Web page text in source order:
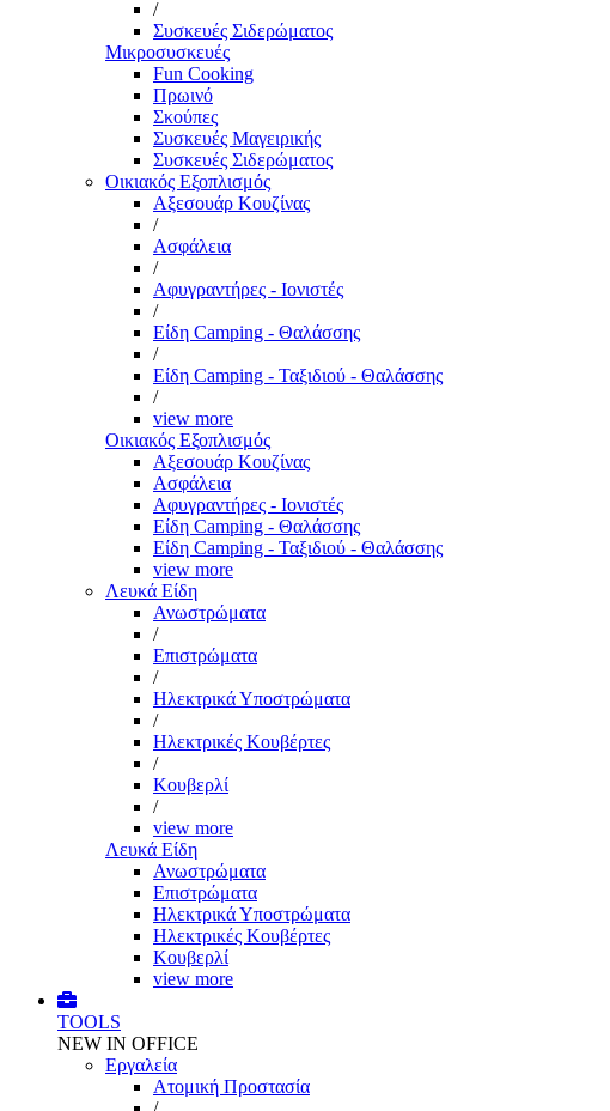
/
Συσκευές Σιδερώματος
Μικροσυσκευές
Fun Cooking
Πρωινό
Σκούπες
Συσκευές Μαγειρικής
Συσκευές Σιδερώματος
Οικιακός Εξοπλισμός
Αξεσουάρ Κουζίνας
/
Ασφάλεια
/
Αφυγραντήρες - Ιονιστές
/
Είδη Camping - Θαλάσσης
/
Είδη Camping - Ταξιδιού - Θαλάσσης
/
view more
Οικιακός Εξοπλισμός
Αξεσουάρ Κουζίνας
Ασφάλεια
Αφυγραντήρες - Ιονιστές
Είδη Camping - Θαλάσσης
Είδη Camping - Ταξιδιού - Θαλάσσης
view more
Λευκά Είδη
Ανωστρώματα
/
Επιστρώματα
/
Ηλεκτρικά Υποστρώματα
/
Ηλεκτρικές Κουβέρτες
/
Κουβερλί
/
view more
Λευκά Είδη
Ανωστρώματα
Επιστρώματα
Ηλεκτρικά Υποστρώματα
Ηλεκτρικές Κουβέρτες
Κουβερλί
view more
TOOLS
NEW IN OFFICE
Εργαλεία
Aτομική Προστασία